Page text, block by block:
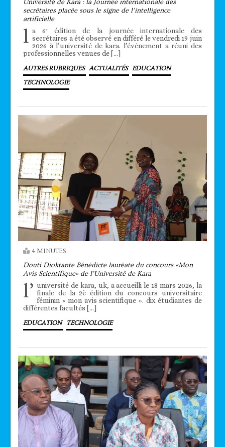
Université de Kara : la Journée internationale des
secrétaires placée sous le signe de l’intelligence
artificielle
l a 6ᵉ édition de la journée internationale des
secrétaires a été observé en différé le vendredi 19 juin
2026 à l’université de kara. l’événement a réuni des
professionnelles venues de […]
AUTRES RUBRIQUES ACTUALITÉS EDUCATION
TECHNOLOGIE
4 MINUTES
Douti Dioktante Bénédicte lauréate du concours «Mon
Avis Scientifique» de l’Université de Kara
l’ université de kara, uk, a accueilli le 18 mars 2026, la
finale de la 2è édition du concours universitaire
féminin « mon avis scientifique ». dix étudiantes de
différentes facultés […]
EDUCATION TECHNOLOGIE